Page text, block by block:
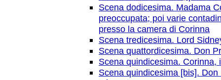
Scena dodicesima. Madama
preoccupata; poi varie
presso la camera di Corinna
Scena tredicesima. Lord
Scena quattordicesima. Don
Scena quindicesima. Corinna,
Scena quindicesima [bis].